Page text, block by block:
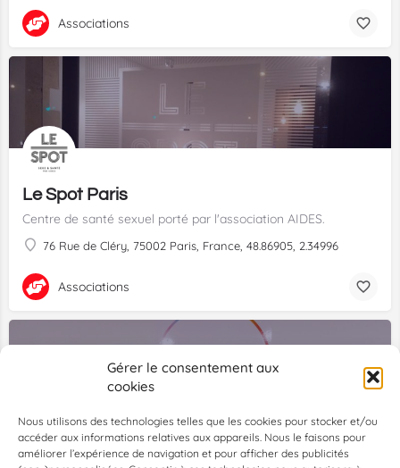
Gérer le consentement aux
cookies
Nous utilisons des technologies telles que les cookies pour stocker et/ou
accéder aux informations relatives aux appareils. Nous le faisons pour
améliorer l’expérience de navigation et pour afficher des publicités
Associations
Le Spot Paris
Centre de santé sexuel porté par l'association AIDES.
76 Rue de Cléry, 75002 Paris, France, 48.86905, 2.34996
Associations
La Bulle